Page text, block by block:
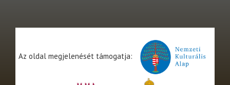
Az oldal megjelenését támogatja: